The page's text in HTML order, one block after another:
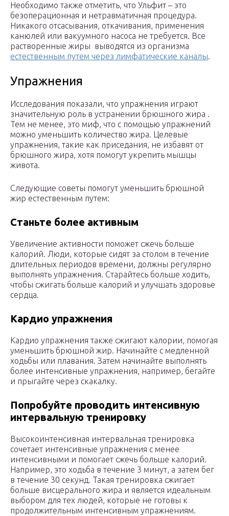
Необходимо также отметить, что Ульфит – это
безоперационная и нетравматичная процедура.
Никакого отсасывания, откачивания, применения
канюлей или вакуумного насоса не требуется. Все
растворенные жиры ​ выводятся из организма
естественным путем через лимфатические каналы.
Упражнения
Исследования показали, что упражнения играют
значительную роль в устранении брюшного жира .
Тем не менее, это миф, что с помощью упражнений
можно уменьшить количество жира. Целевые
упражнения, такие как приседания, не избавят от
брюшного жира, хотя помогут укрепить мышцы
живота.
Следующие советы помогут уменьшить брюшной
жир естественным путем:
Станьте более активным
Увеличение активности поможет сжечь больше
калорий. Люди, которые сидят за столом в течение
длительных периодов времени, должны регулярно
выполнять упражнения. Старайтесь больше ходить,
чтобы сжигать больше калорий и улучшать здоровье
сердца.
Кардио упражнения
Кардио упражнения также сжигают калории, помогая
уменьшить брюшной жир. Начинайте с медленной
ходьбы или плавания. Затем начинайте выполнять
более интенсивные упражнения, например, бегайте
и прыгайте через скакалку.
Попробуйте проводить интенсивную
интервальную тренировку
Высокоинтенсивная интервальная тренировка
сочетает интенсивные упражнения с менее
интенсивными и помогает сжечь больше калорий.
Например, это ходьба в течение 3 минут, а затем бег
в течение 30 секунд. Такая тренировка сжигает
больше висцерального жира и является идеальным
выбором для тех людей, которые не готовы к
продолжительным интенсивным упражнениям.